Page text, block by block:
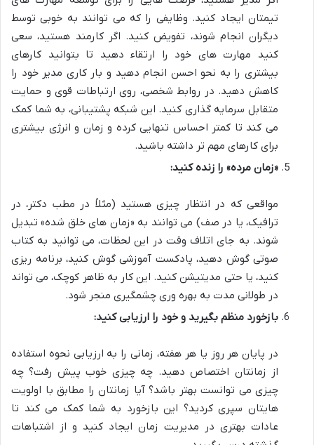
تیمتان ایجاد کنید. وظایفی را که می توانند به خوبی توسط
دیگران انجام شوند، تفویض کنید. اگر کارمند هستید، سعی
کنید مهارت های خود را ارتقاء دهید تا بتوانید کارهای
بیشتری را به نحو احسن انجام دهید و بار کاری مدیر خود را
کاهش دهید. در روابط شخصی، روی ارتباطات قوی و حمایت
متقابل سرمایه گذاری کنید. این شبکه پشتیبانی، به شما کمک
می کند تا کمتر احساس تنهایی کرده و زمان و انرژی بیشتری
برای کارهای مهم تر داشته باشید.
«زمان مرده» را زنده کنید:
مواقعی که در انتظار چیزی هستید (مثلاً در مطب دکتر، در
ترافیک، یا در صف) می توانند به «زمان های خلق شده» تبدیل
شوند. به جای اتلاف وقت در این لحظات، می توانید به کتاب
صوتی گوش دهید، پادکست آموزشی گوش کنید، برنامه ریزی
کنید، یا حتی مدیتیشن کنید. این کار به ظاهر کوچک، می تواند
در طولانی مدت به بهره وری چشمگیری منجر شود.
بازخورد منظم بگیرید و خود را ارزیابی کنید:
در پایان هر روز یا هر هفته، زمانی را به ارزیابی نحوه استفاده
از زمانتان اختصاص دهید. چه چیزی خوب پیش رفت؟ چه
چیزی می توانست بهتر باشد؟ آیا زمانتان را مطابق با اولویت
هایتان سپری کردید؟ این بازخورد به شما کمک می کند تا
عادات بهتری در مدیریت زمان ایجاد کنید و از اشتباهات